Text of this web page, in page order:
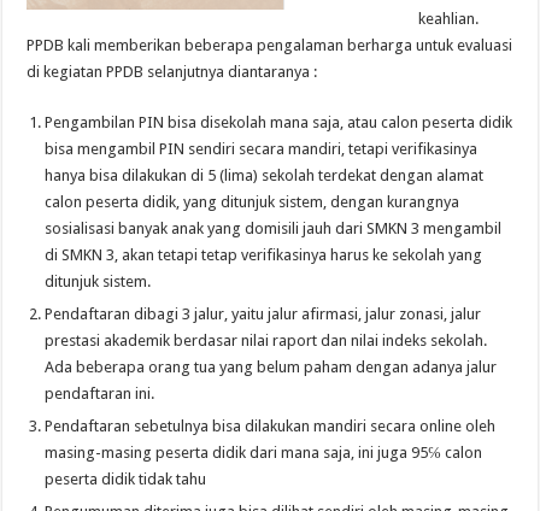
keahlian.
PPDB kali memberikan beberapa pengalaman berharga untuk evaluasi
di kegiatan PPDB selanjutnya diantaranya :
Pengambilan PIN bisa disekolah mana saja, atau calon peserta didik
bisa mengambil PIN sendiri secara mandiri, tetapi verifikasinya
hanya bisa dilakukan di 5 (lima) sekolah terdekat dengan alamat
calon peserta didik, yang ditunjuk sistem, dengan kurangnya
sosialisasi banyak anak yang domisili jauh dari SMKN 3 mengambil
di SMKN 3, akan tetapi tetap verifikasinya harus ke sekolah yang
ditunjuk sistem.
Pendaftaran dibagi 3 jalur, yaitu jalur afirmasi, jalur zonasi, jalur
prestasi akademik berdasar nilai raport dan nilai indeks sekolah.
Ada beberapa orang tua yang belum paham dengan adanya jalur
pendaftaran ini.
Pendaftaran sebetulnya bisa dilakukan mandiri secara online oleh
masing-masing peserta didik dari mana saja, ini juga 95℅ calon
peserta didik tidak tahu